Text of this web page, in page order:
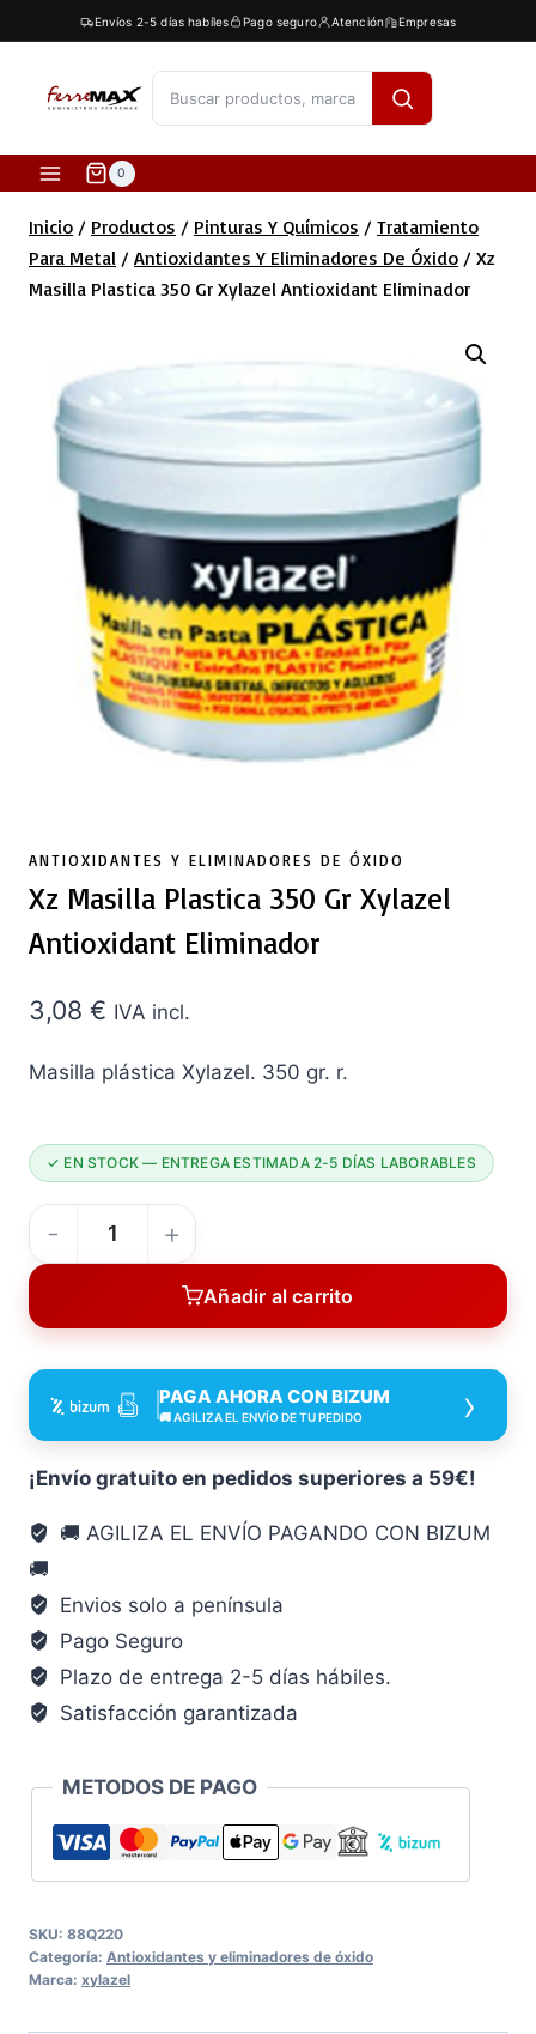
al
contenido
Envíos 2-5 días habíles Pago seguro Atención Empresas
0
Inicio / Productos / Pinturas Y Químicos / Tratamiento
Para Metal / Antioxidantes Y Eliminadores De Óxido / Xz
Masilla Plastica 350 Gr Xylazel Antioxidant Eliminador
ANTIOXIDANTES Y ELIMINADORES DE ÓXIDO
Xz Masilla Plastica 350 Gr Xylazel
Antioxidant Eliminador
3,08 € IVA incl.
Masilla plástica Xylazel. 350 gr. r.
✓ EN STOCK — ENTREGA ESTIMADA 2-5 DÍAS LABORABLES
XZ
Masilla
Plastica
GR
Xylazel
antioxidant
eliminador
Añadir al carrito
PAGA AHORA CON BIZUM
🚚 AGILIZA EL ENVÍO DE TU PEDIDO ›
¡Envío gratuito en pedidos superiores a 59€!
🚚 AGILIZA EL ENVÍO PAGANDO CON BIZUM
🚚
Envios solo a península
Pago Seguro
Plazo de entrega 2-5 días hábiles.
Satisfacción garantizada
METODOS DE PAGO
SKU: 88Q220
Categoría: Antioxidantes y eliminadores de óxido
Marca: xylazel